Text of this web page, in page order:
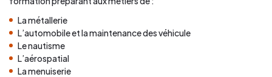
La métallerie
L’automobile et la maintenance des véhicule
Le nautisme
L’aérospatial
La menuiserie